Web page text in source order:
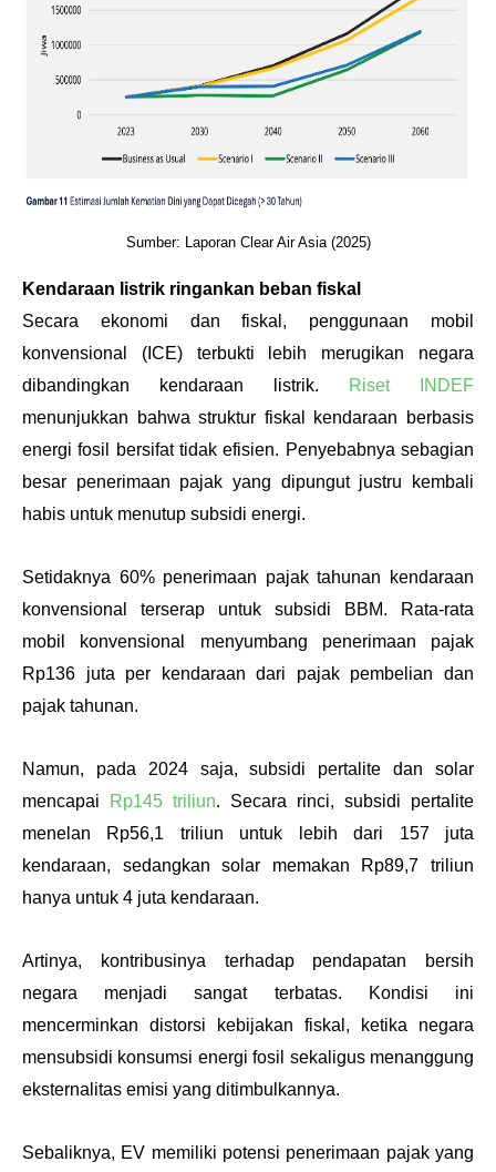
Sumber: Laporan Clear Air Asia (2025)
Kendaraan listrik ringankan beban fiskal
Secara ekonomi dan fiskal, penggunaan mobil
konvensional (ICE) terbukti lebih merugikan negara
dibandingkan kendaraan listrik.
Riset INDEF
menunjukkan bahwa struktur fiskal kendaraan berbasis
energi fosil bersifat tidak efisien. Penyebabnya sebagian
besar penerimaan pajak yang dipungut justru kembali
habis untuk menutup subsidi energi.
Setidaknya 60% penerimaan pajak tahunan kendaraan
konvensional terserap untuk subsidi BBM. Rata-rata
mobil konvensional menyumbang penerimaan pajak
Rp136 juta per kendaraan dari pajak pembelian dan
pajak tahunan.
Namun, pada 2024 saja, subsidi pertalite dan solar
mencapai
Rp145 triliun. Secara rinci, subsidi pertalite
menelan Rp56,1 triliun untuk lebih dari 157 juta
kendaraan, sedangkan solar memakan Rp89,7 triliun
hanya untuk 4 juta kendaraan.
Artinya, kontribusinya terhadap pendapatan bersih
negara menjadi sangat terbatas. Kondisi ini
mencerminkan distorsi kebijakan fiskal, ketika negara
mensubsidi konsumsi energi fosil sekaligus menanggung
eksternalitas emisi yang ditimbulkannya.
Sebaliknya, EV memiliki potensi penerimaan pajak yang